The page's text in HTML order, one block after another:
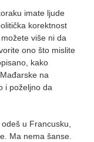
imate ljude
korektnost
više ni da
ono što mislite
kako
na
i poželjno da
u Francusku,
Ma nema šanse.